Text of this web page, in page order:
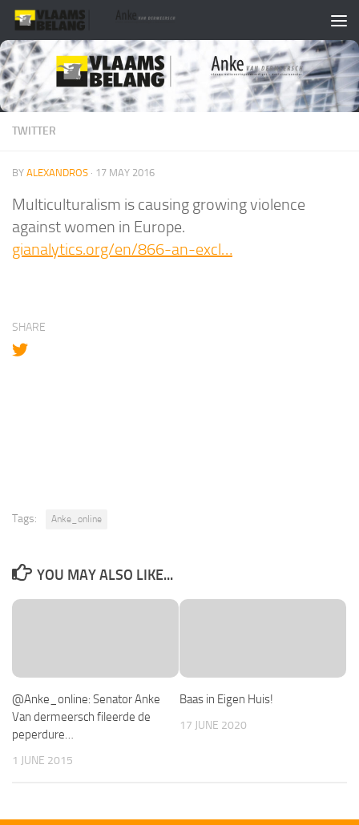
Skip to content
TWITTER
BY ALEXANDROS · 17 MAY 2016
Multiculturalism is causing growing violence
against women in Europe.
gianalytics.org/en/866-an-excl…
SHARE
Tags: Anke_online
YOU MAY ALSO LIKE...
@Anke_online: Senator Anke
Van dermeersch fileerde de
peperdure…
1 JUNE 2015
Baas in Eigen Huis!
17 JUNE 2020